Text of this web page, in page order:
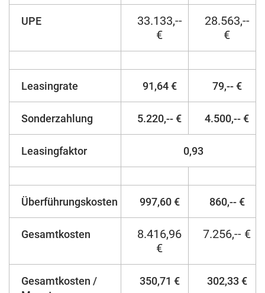
UPE
33.133,--
€
28.563,--
€
Leasingrate 91,64 € 79,-- €
Sonderzahlung 5.220,-- € 4.500,-- €
Leasingfaktor 0,93
Überführungskosten 997,60 € 860,-- €
Gesamtkosten
8.416,96
€
7.256,-- €
Gesamtkosten /
350,71 € 302,33 €